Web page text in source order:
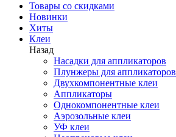
Товары со скидками
Новинки
Хиты
Клеи
Назад
Насадки для аппликаторов
Плунжеры для аппликаторов
Двухкомпонентные клеи
Аппликаторы
Однокомпонентные клеи
Аэрозольные клеи
УФ клеи